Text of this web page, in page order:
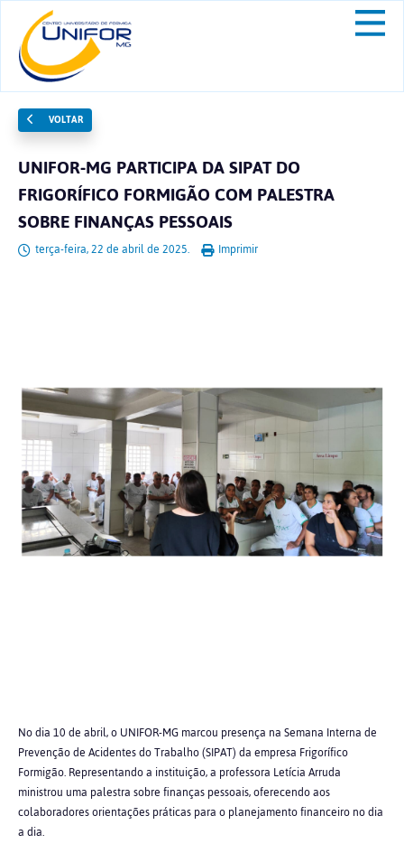
VOLTAR
UNIFOR-MG PARTICIPA DA SIPAT DO
FRIGORÍFICO FORMIGÃO COM PALESTRA
SOBRE FINANÇAS PESSOAIS
terça-feira, 22 de abril de 2025. Imprimir
No dia 10 de abril, o UNIFOR-MG marcou presença na Semana Interna de
Prevenção de Acidentes do Trabalho (SIPAT) da empresa Frigorífico
Formigão. Representando a instituição, a professora Letícia Arruda
ministrou uma palestra sobre finanças pessoais, oferecendo aos
colaboradores orientações práticas para o planejamento financeiro no dia
a dia.